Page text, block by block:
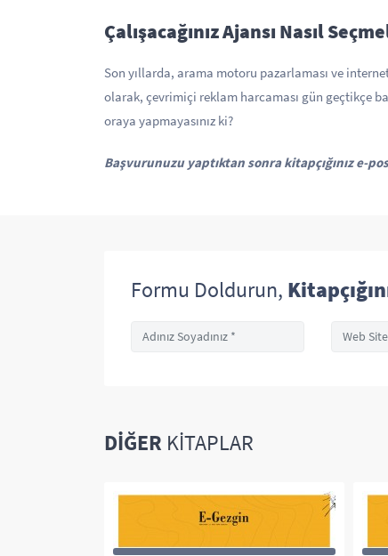
Çalışacağınız Ajansı Nasıl
Son yıllarda, arama motoru pazarlaması ve
olarak, çevrimiçi reklam harcaması gün geçtikçe
oraya yapmayasınız ki?
Başvurunuzu yaptıktan sonra kitapçığınız e-
Formu Doldurun,
DIĞER KITAPLAR